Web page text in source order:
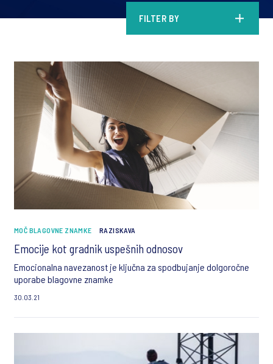
FILTER BY
MOČ BLAGOVNE ZNAMKE RAZISKAVA
Emocije kot gradnik uspešnih odnosov
Emocionalna navezanost je ključna za spodbujanje dolgoročne
uporabe blagovne znamke
30.03.21